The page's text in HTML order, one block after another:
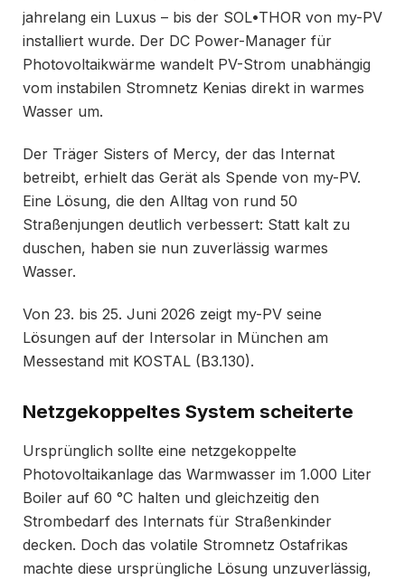
jahrelang ein Luxus – bis der SOL•THOR von my-PV
installiert wurde. Der DC Power-Manager für
Photovoltaikwärme wandelt PV-Strom unabhängig
vom instabilen Stromnetz Kenias direkt in warmes
Wasser um.
Der Träger Sisters of Mercy, der das Internat
betreibt, erhielt das Gerät als Spende von my-PV.
Eine Lösung, die den Alltag von rund 50
Straßenjungen deutlich verbessert: Statt kalt zu
duschen, haben sie nun zuverlässig warmes
Wasser.
Von 23. bis 25. Juni 2026 zeigt my-PV seine
Lösungen auf der Intersolar in München am
Messestand mit KOSTAL (B3.130).
Netzgekoppeltes System scheiterte
Ursprünglich sollte eine netzgekoppelte
Photovoltaikanlage das Warmwasser im 1.000 Liter
Boiler auf 60 °C halten und gleichzeitig den
Strombedarf des Internats für Straßenkinder
decken. Doch das volatile Stromnetz Ostafrikas
machte diese ursprüngliche Lösung unzuverlässig,